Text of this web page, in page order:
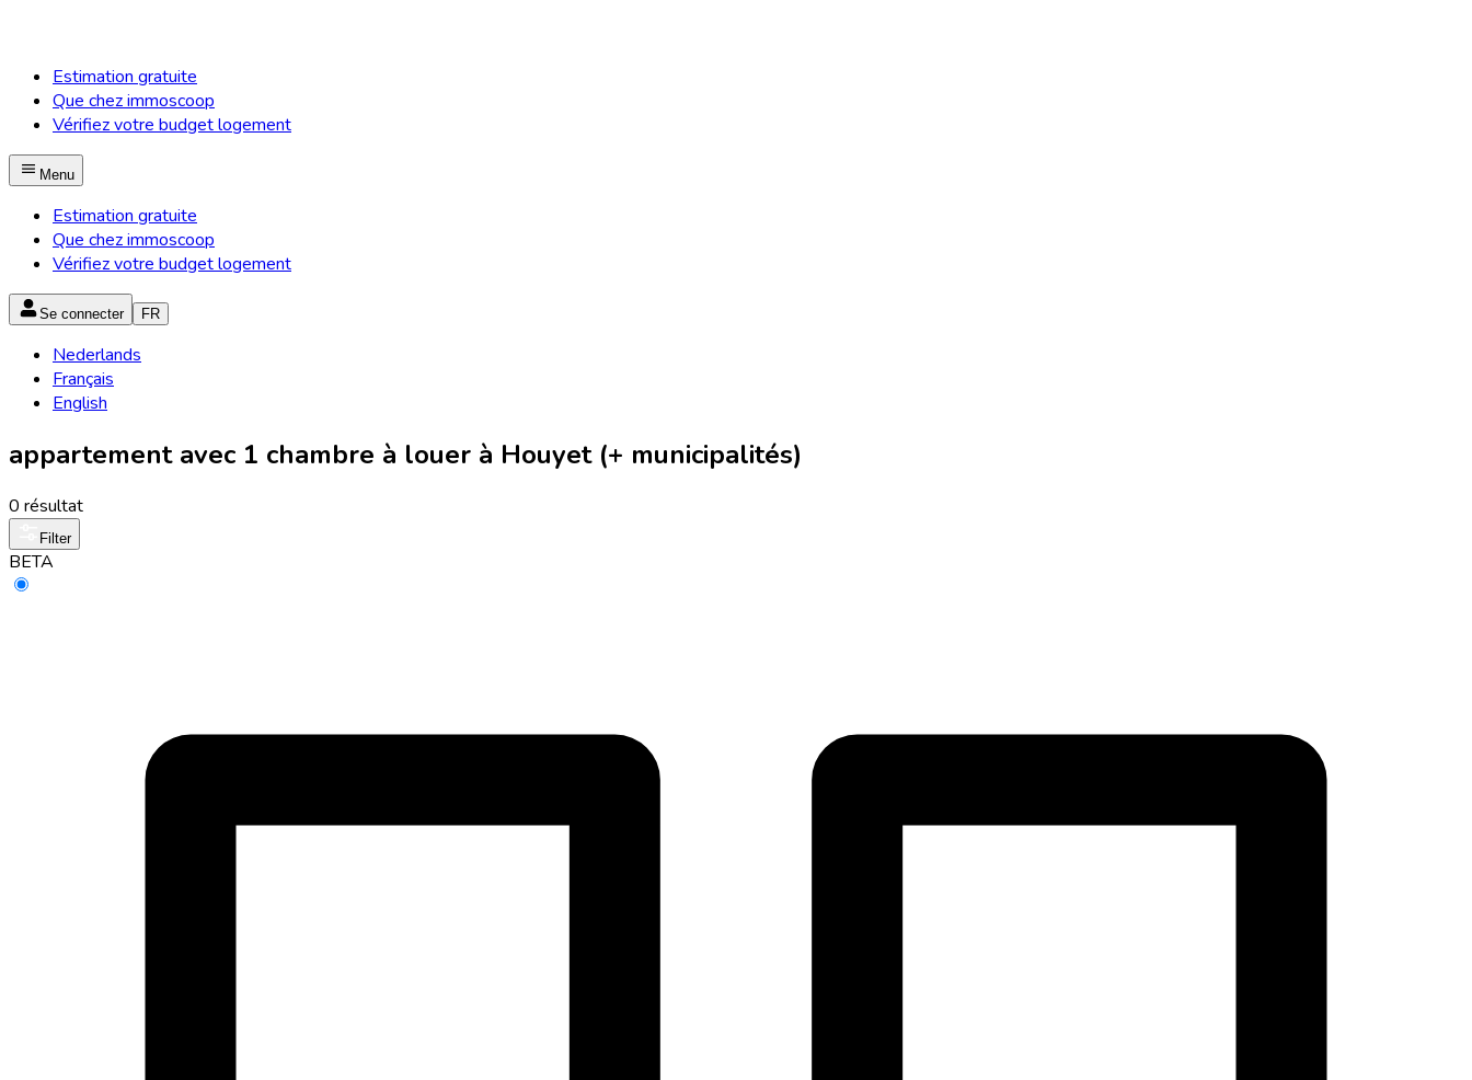
Estimation gratuite
Que chez immoscoop
Vérifiez votre budget logement
Menu
Estimation gratuite
Que chez immoscoop
Vérifiez votre budget logement
Se connecter FR
Nederlands
Français
English
appartement avec 1 chambre à louer à Houyet (+ municipalités)
0 résultat
Filter
BETA